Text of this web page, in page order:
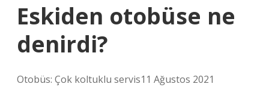
Eskiden otobüse ne
denirdi?
Otobüs: Çok koltuklu servis11 Ağustos 2021